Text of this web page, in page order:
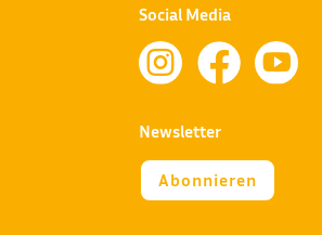
Social Media
  
Newsletter
Abonnieren